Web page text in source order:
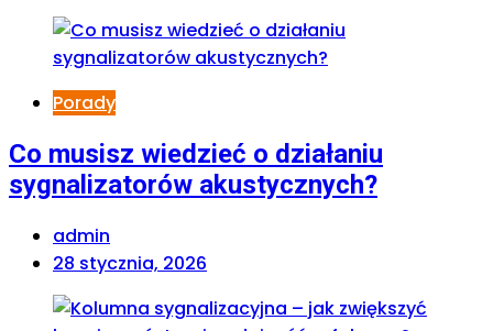
Porady
Co musisz wiedzieć o działaniu
sygnalizatorów akustycznych?
admin
28 stycznia, 2026